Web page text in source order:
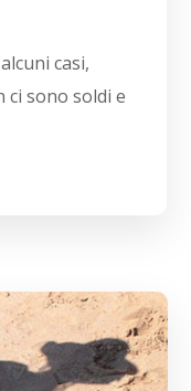
casi,
ci sono soldi e